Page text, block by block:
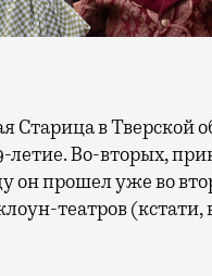
летие. Во-вторых,
он прошел уже во
театров